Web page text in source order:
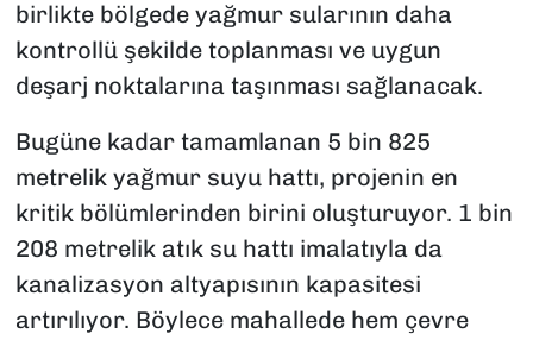
birlikte bölgede yağmur sularının daha
kontrollü şekilde toplanması ve uygun
deşarj noktalarına taşınması sağlanacak.
Bugüne kadar tamamlanan 5 bin 825
metrelik yağmur suyu hattı, projenin en
kritik bölümlerinden birini oluşturuyor. 1 bin
208 metrelik atık su hattı imalatıyla da
kanalizasyon altyapısının kapasitesi
artırılıyor. Böylece mahallede hem çevre